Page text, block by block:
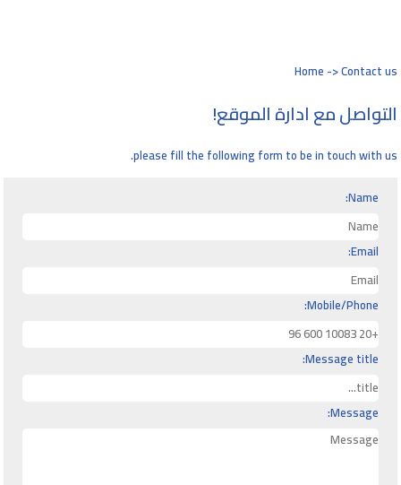
Home -> Contact us
التواصل مع ادارة الموقع!
please fill the following form to be in touch with us.
Name:
Email:
Mobile/Phone:
Message title:
Message: